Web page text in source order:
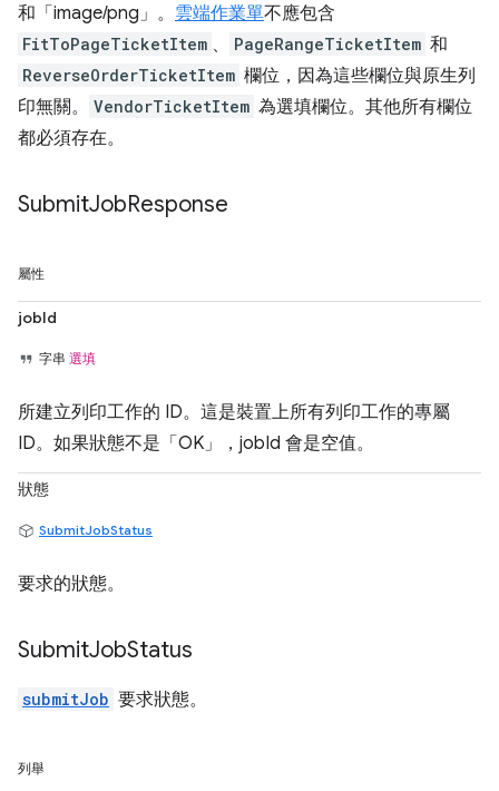
和「image/png」。 雲端作業單不應包含
FitToPageTicketItem 、 PageRangeTicketItem 和
ReverseOrderTicketItem 欄位，因為這些欄位與原生列
印無關。
VendorTicketItem 為選填欄位。其他所有欄位
都必須存在。
SubmitJobResponse
屬性
jobId
字串 選填
所建立列印工作的 ID。這是裝置上所有列印工作的專屬
ID。如果狀態不是「OK」，jobId 會是空值。
狀態
SubmitJobStatus
要求的狀態。
SubmitJobStatus
submitJob 要求狀態。
列舉